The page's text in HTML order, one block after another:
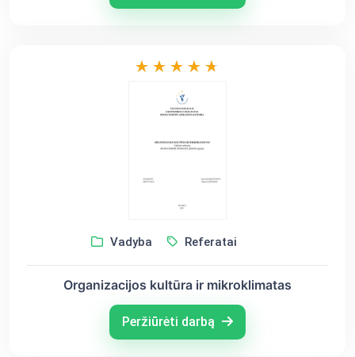
Vadyba Referatai
Organizacijos kultūra ir mikroklimatas
Peržiūrėti darbą